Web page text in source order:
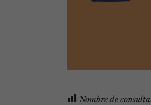
Nombre de